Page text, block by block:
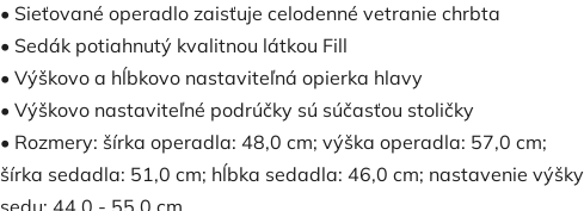
• Sieťované operadlo zaisťuje celodenné vetranie chrbta
• Sedák potiahnutý kvalitnou látkou Fill
• Výškovo a hĺbkovo nastaviteľná opierka hlavy
• Výškovo nastaviteľné podrúčky sú súčasťou stoličky
• Rozmery: šírka operadla: 48,0 cm; výška operadla: 57,0 cm;
šírka sedadla: 51,0 cm; hĺbka sedadla: 46,0 cm; nastavenie výšky
sedu: 44,0 - 55,0 cm